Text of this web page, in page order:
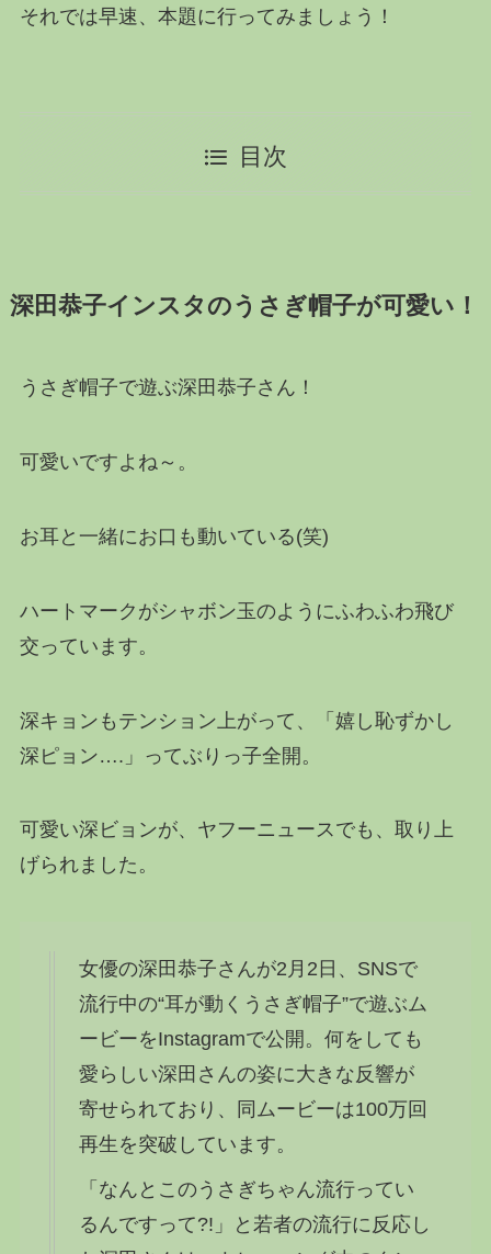
それでは早速、本題に行ってみましょう！
目次
深田恭子インスタのうさぎ帽子が可愛い！
うさぎ帽子で遊ぶ深田恭子さん！
可愛いですよね～。
お耳と一緒にお口も動いている(笑)
ハートマークがシャボン玉のようにふわふわ飛び
交っています。
深キョンもテンション上がって、「嬉し恥ずかし
深ピョン….」ってぶりっ子全開。
可愛い深ビョンが、ヤフーニュースでも、取り上
げられました。
女優の深田恭子さんが2月2日、SNSで
流行中の“耳が動くうさぎ帽子”で遊ぶム
ービーをInstagramで公開。何をしても
愛らしい深田さんの姿に大きな反響が
寄せられており、同ムービーは100万回
再生を突破しています。
「なんとこのうさぎちゃん流行ってい
るんですって?!」と若者の流行に反応し